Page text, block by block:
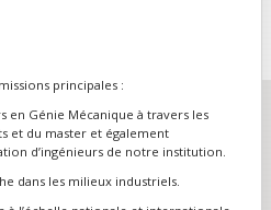
principales :
en Génie Mécanique à travers les
et du master et également
d’ingénieurs de notre institution.
dans les milieux industriels.